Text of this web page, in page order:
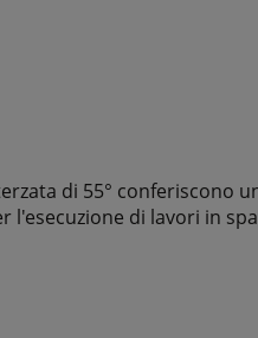
di 55° conferiscono
l'esecuzione di lavori in